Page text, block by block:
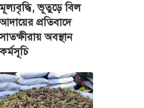
মূল্যবৃদ্ধি, ভূতুড়ে বিল
আদায়ের প্রতিবাদে
সাতক্ষীরায় অবস্থান
কর্মসূচি